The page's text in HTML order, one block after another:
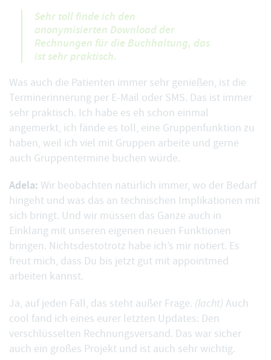
Sehr toll finde ich den
anonymisierten Download der
Rechnungen für die Buchhaltung, das
ist sehr praktisch.
Was auch die Patienten immer sehr genießen, ist die
Terminerinnerung per E-Mail oder SMS. Das ist immer
sehr praktisch. Ich habe es eh schon einmal
angemerkt, ich fände es toll, eine Gruppenfunktion zu
haben, weil ich viel mit Gruppen arbeite und gerne
auch Gruppentermine buchen würde.
Adela: Wir beobachten natürlich immer, wo der Bedarf
hingeht und was das an technischen Implikationen mit
sich bringt. Und wir müssen das Ganze auch in
Einklang mit unseren eigenen neuen Funktionen
bringen. Nichtsdestotrotz habe ich’s mir notiert. Es
freut mich, dass Du bis jetzt gut mit appointmed
arbeiten kannst.
Ja, auf jeden Fall, das steht außer Frage. (lacht) Auch
cool fand ich eines eurer letzten Updates: Den
verschlüsselten Rechnungsversand. Das war sicher
auch ein großes Projekt und ist auch sehr wichtig.